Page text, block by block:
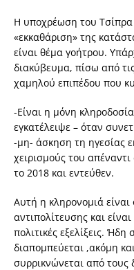
Η υποχρέωση του
«εκκαθάριση» της
είναι θέμα γοήτρου.
διακύβευμα, πίσω από
χαμηλού επιπέδου που
-Είναι η μόνη
εγκατέλειψε – όταν
-μη- άσκηση τη ηγεσίας
χειρισμούς του
το 2018 και εντεύθεν.
Αυτή η κληρονομιά
αντιπολίτευσης και
πολιτικές εξελίξεις.
διαπομπεύεται ,ακόμη
συρρικνώνεται από τους